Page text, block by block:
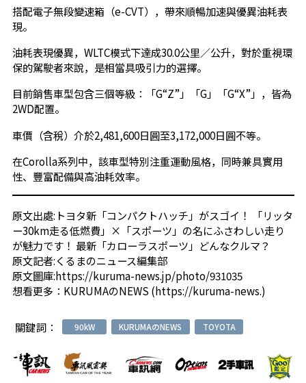
搭配電子無段變速箱（e-CVT），帶來順暢加速與優異油耗表
現。
油耗表現優異，WLTC模式下達成30.0公里／公升，對於重視環
保的駕駛者來說，是相當具吸引力的選擇。
目前銷售車型包含三個等級：「G“Z”」「G」「G“X”」，皆為
2WD配置。
車價（含稅）介於2,481,600日圓至3,172,000日圓不等。
在Corolla系列中，該車型特別注重運動風格，同時兼具實用
性、豐富配備與高油耗效率。
原文出處: トヨタ新「コンパクトハッチ」がスゴイ！ 「リッタ
ー30km走る低燃費」×「スポーツ」の名にふさわしい走り
が魅力です！ 最新「カローラスポーツ」どんなクルマ？
原文記者:くるまのニュース編集部
原文圖庫:https://kuruma-news.jp/photo/931035
想看更多： KURUMAのNEWS (https://kuruma-news.)
關鍵詞： 90kW KURUMAのNEWS TOYOTA